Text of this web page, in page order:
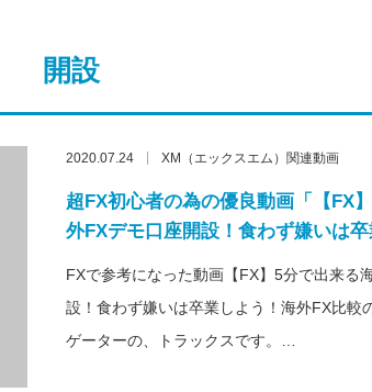
開設
2020.07.24 XM（エックスエム）関連動画
超FX初心者の為の優良動画「【FX
外FXデモ口座開設！食わず嫌いは
FXで参考になった動画【FX】5分で出来る
設！食わず嫌いは卒業しよう！海外FX比較
ゲーターの、トラックスです。…